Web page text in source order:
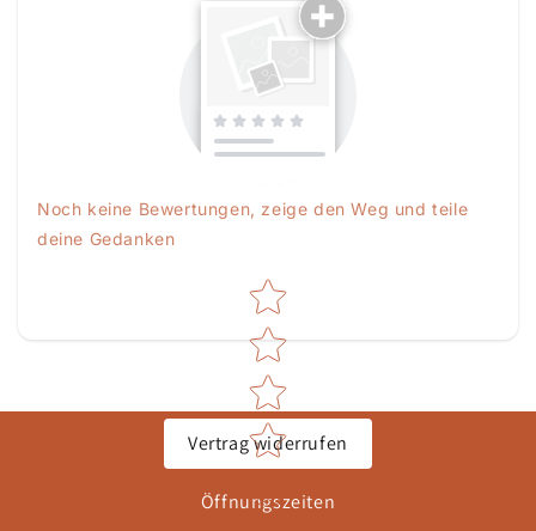
Noch keine Bewertungen, zeige den Weg und teile
deine Gedanken
Star rating
Vertrag widerrufen
Öffnungszeiten